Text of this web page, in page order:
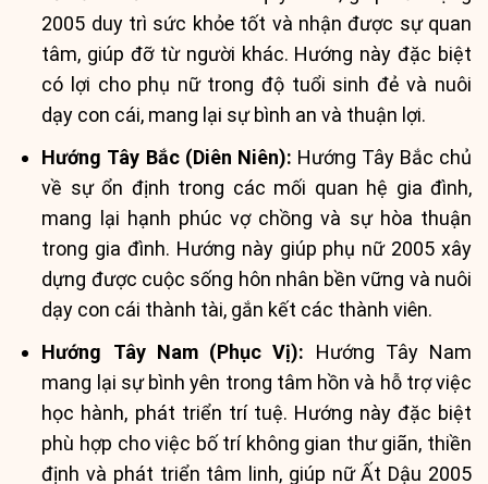
2005 duy trì sức khỏe tốt và nhận được sự quan
tâm, giúp đỡ từ người khác. Hướng này đặc biệt
có lợi cho phụ nữ trong độ tuổi sinh đẻ và nuôi
dạy con cái, mang lại sự bình an và thuận lợi.
Hướng Tây Bắc (Diên Niên): Hướng Tây Bắc chủ
về sự ổn định trong các mối quan hệ gia đình,
mang lại hạnh phúc vợ chồng và sự hòa thuận
trong gia đình. Hướng này giúp phụ nữ 2005 xây
dựng được cuộc sống hôn nhân bền vững và nuôi
dạy con cái thành tài, gắn kết các thành viên.
Hướng Tây Nam (Phục Vị): Hướng Tây Nam
mang lại sự bình yên trong tâm hồn và hỗ trợ việc
học hành, phát triển trí tuệ. Hướng này đặc biệt
phù hợp cho việc bố trí không gian thư giãn, thiền
định và phát triển tâm linh, giúp nữ Ất Dậu 2005